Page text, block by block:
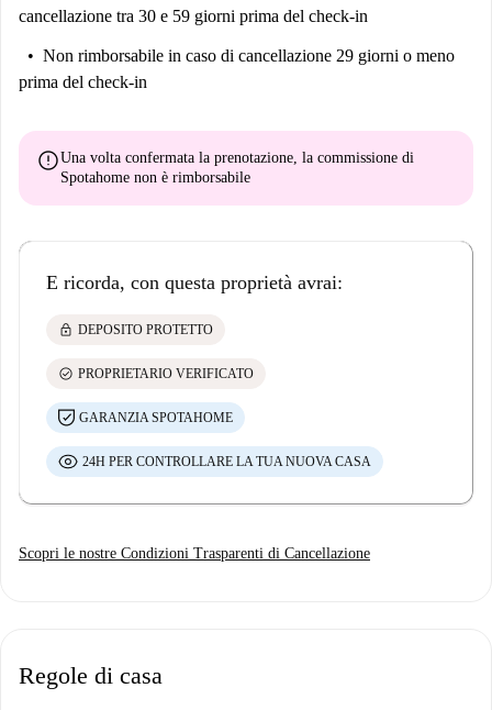
cancellazione tra 30 e 59 giorni prima del check-in
Non rimborsabile in caso di cancellazione 29 giorni o meno
prima del check-in
errorUna volta confermata la prenotazione, la commissione di
Spotahome non è rimborsabile
E ricorda, con questa proprietà avrai:
lock DEPOSITO PROTETTO
check_circle PROPRIETARIO VERIFICATO
GARANZIA SPOTAHOME
24H PER CONTROLLARE LA TUA NUOVA CASA
Scopri le nostre Condizioni Trasparenti di Cancellazione
Regole di casa